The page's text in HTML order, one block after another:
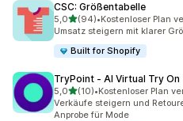
CSC: Größentabelle
5,0von 5 Sternen
(94)
94 Rezensionen insgesamt
•Kostenloser Plan
Umsatz steigern mit klarer
Built for Shopify
TryPoint ‑ AI Virtual Try On
5,0von 5 Sternen
(10)
10 Rezensionen insgesamt
•Kostenloser Plan
Verkäufe steigern und
Anprobe für Mode